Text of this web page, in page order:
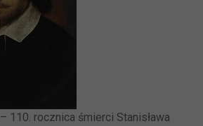
– 110. rocznica śmierci Stanisława